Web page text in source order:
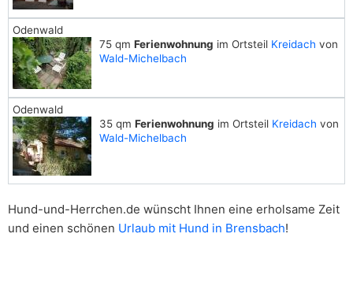
Odenwald
75 qm Ferienwohnung im Ortsteil Kreidach von
Wald-Michelbach
Odenwald
35 qm Ferienwohnung im Ortsteil Kreidach von
Wald-Michelbach
Hund-und-Herrchen.de wünscht Ihnen eine erholsame Zeit
und einen schönen Urlaub mit Hund in Brensbach!